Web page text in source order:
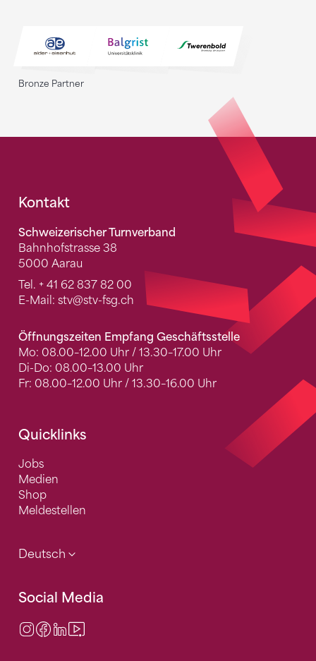
Bronze Partner
Fusszeile
Kontakt
Schweizerischer Turnverband
Bahnhofstrasse 38
5000 Aarau
Tel. + 41 62 837 82 00
E-Mail: stv@stv-fsg.ch
Öffnungszeiten Empfang Geschäftsstelle
Mo: 08.00–12.00 Uhr / 13.30–17.00 Uhr
Di-Do: 08.00–13.00 Uhr
Fr: 08.00–12.00 Uhr / 13.30–16.00 Uhr
Quicklinks
Jobs
Medien
Shop
Meldestellen
Deutsch
Social Media
Instagram
Facebook
LinkedIn